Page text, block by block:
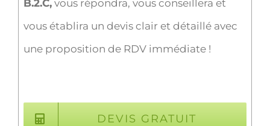
B.2.C,vous répondra, vous conseillera et
vous établira un devis clair et détaillé avec
une proposition de RDV immédiate !
DEVIS GRATUIT